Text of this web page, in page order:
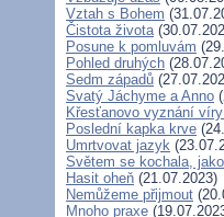
Vztah s Bohem
Čistota života
Posune k pomluvám
Pohled druhých
Sedm západů
Svatý Jáchyme a Anno
Křesťanovo vyznání
Poslední kapka krve
Umrtvovat jazyk
Světem se kochala,
Hasit oheň (21.07.2023)
Nemůžeme přijmout
Mnoho praxe